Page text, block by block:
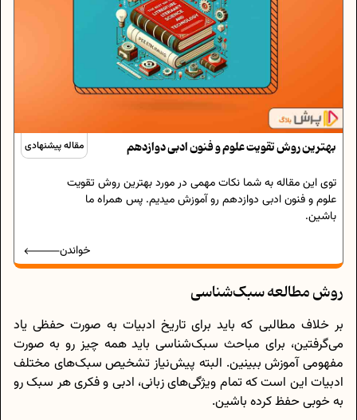
مقاله پیشنهادی بهترین روش تقویت علوم و فنون ادبی دوازدهم
توی این مقاله به شما نکات مهمی در مورد بهترین روش تقویت
علوم و فنون ادبی دوازدهم رو آموزش میدیم. پس همراه ما
باشین.
خواندن
روش مطالعه سبک‌شناسی
بر خلاف مطالبی که باید برای تاریخ ادبیات به صورت حفظی یاد
می‌گرفتین، برای مباحث سبک‌شناسی باید همه چیز رو به صورت
مفهومی آموزش ببینین. البته پیش‌نیاز تشخیص سبک‌های مختلف
ادبیات این است که تمام ویژگی‌های زبانی، ادبی و فکری هر سبک رو
به خوبی حفظ کرده باشین.